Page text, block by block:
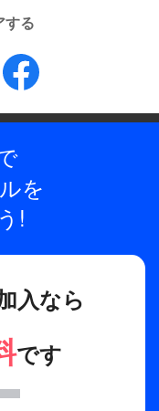
する
facebook
を
!
入なら
です